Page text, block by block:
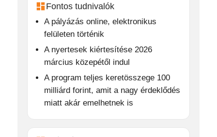
Fontos tudnivalók
A pályázás online, elektronikus
felületen történik
A nyertesek kiértesítése 2026
március közepétől indul
A program teljes keretösszege 100
milliárd forint, amit a nagy érdeklődés
miatt akár emelhetnek is